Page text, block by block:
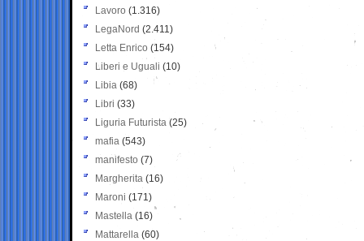
Lavoro (1.316)
LegaNord (2.411)
Letta Enrico (154)
Liberi e Uguali (10)
Libia (68)
Libri (33)
Liguria Futurista (25)
mafia (543)
manifesto (7)
Margherita (16)
Maroni (171)
Mastella (16)
Mattarella (60)